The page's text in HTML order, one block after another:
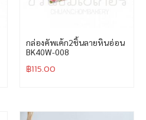
กล่องคัพเค้ก2ชิ้นลายหินอ่อน
BK40W-008
฿115.00